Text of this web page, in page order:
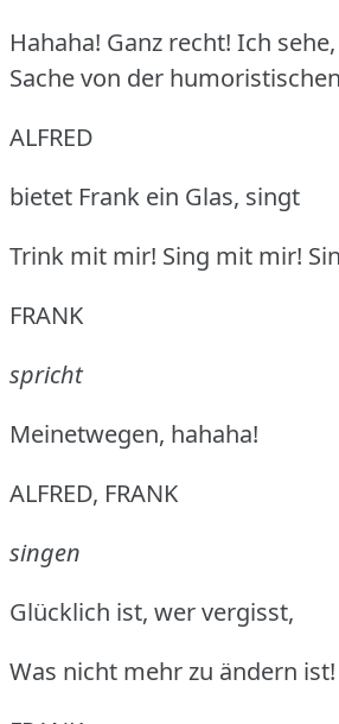
Hahaha! Ganz recht! Ich
Sache von der
ALFRED
bietet Frank ein Glas, singt
Trink mit mir! Sing mit mir!
FRANK
spricht
Meinetwegen, hahaha!
ALFRED, FRANK
singen
Glücklich ist, wer vergisst,
Was nicht mehr zu ändern ist!